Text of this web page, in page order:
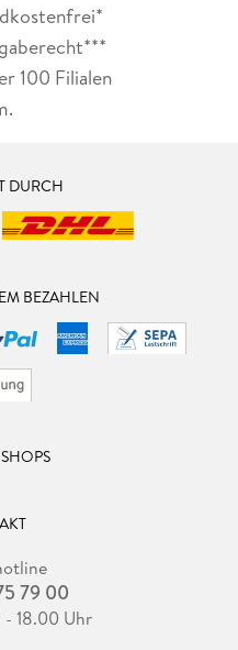
100 Filialen
DURCH
BEZAHLEN
79 00
- 18.00 Uhr